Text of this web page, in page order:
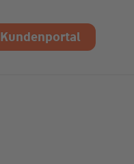
Kundenportal